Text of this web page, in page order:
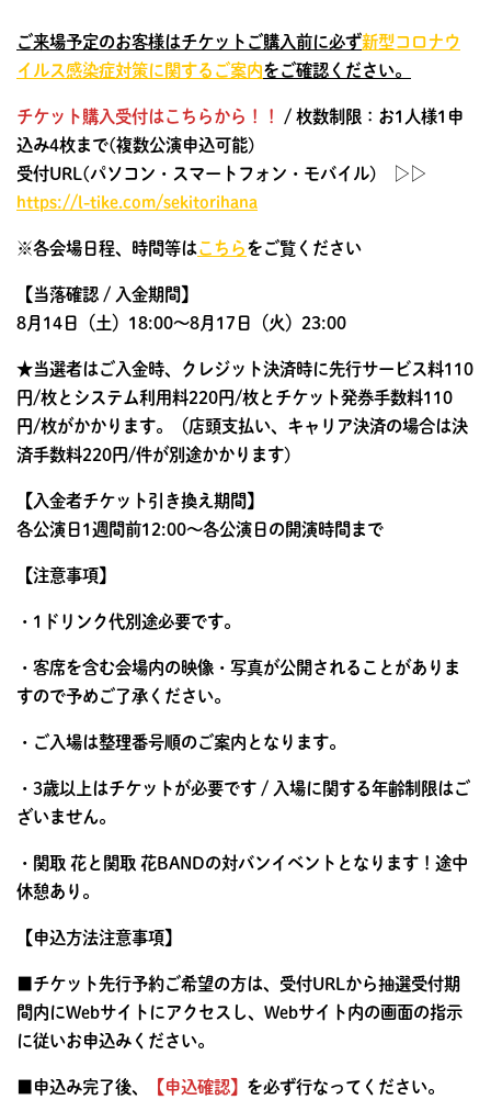
ご来場予定のお客様はチケットご購入前に必ず新型コロナウ
イルス感染症対策に関するご案内をご確認ください。
チケット購入受付はこちらから！！ / 枚数制限：お1人様1申
込み4枚まで(複数公演申込可能)
受付URL(パソコン・スマートフォン・モバイル) ▷▷
https://l-tike.com/sekitorihana
※各会場日程、時間等はこちらをご覧ください
【当落確認 / 入金期間】
8月14日（土）18:00～8月17日（火）23:00
★当選者はご入金時、クレジット決済時に先行サービス料110
円/枚とシステム利用料220円/枚とチケット発券手数料110
円/枚がかかります。（店頭支払い、キャリア決済の場合は決
済手数料220円/件が別途かかります)
【入金者チケット引き換え期間】
各公演日1週間前12:00～各公演日の開演時間まで
【注意事項】
・1ドリンク代別途必要です。
・客席を含む会場内の映像・写真が公開されることがありま
すので予めご了承ください。
・ご入場は整理番号順のご案内となります。
・3歳以上はチケットが必要です / 入場に関する年齢制限はご
ざいません。
・関取 花と関取 花BANDの対バンイベントとなります！途中
休憩あり。
【申込方法注意事項】
■チケット先行予約ご希望の方は、受付URLから抽選受付期
間内にWebサイトにアクセスし、Webサイト内の画面の指示
に従いお申込みください。
■申込み完了後、
【申込確認】 を必ず行なってください。